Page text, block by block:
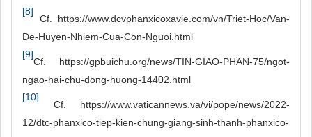
[8]
Cf. https://www.dcvphanxicoxavie.com/vn/Triet-Hoc/Van-
De-Huyen-Nhiem-Cua-Con-Nguoi.html
[9]
Cf. https://gpbuichu.org/news/TIN-GIAO-PHAN-75/ngot-
ngao-hai-chu-dong-huong-14402.html
[10]
Cf. https://www.vaticannews.va/vi/pope/news/2022-
12/dtc-phanxico-tiep-kien-chung-giang-sinh-thanh-phanxico-